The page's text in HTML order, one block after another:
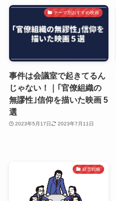
テーマ別おすすめ映画
事件は会議室で起きてるん
じゃない！｜｢官僚組織の
無謬性｣信仰を描いた映画 5
選
2023年5月17日 2023年7月11日
経営戦略